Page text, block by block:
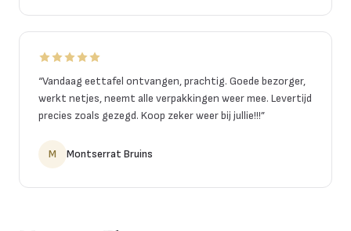
“Vandaag eettafel ontvangen, prachtig. Goede bezorger,
werkt netjes, neemt alle verpakkingen weer mee. Levertijd
precies zoals gezegd. Koop zeker weer bij jullie!!!”
M Montserrat Bruins